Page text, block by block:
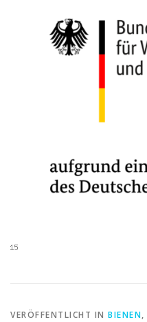
VERÖFFENTLICHT IN BIENEN,